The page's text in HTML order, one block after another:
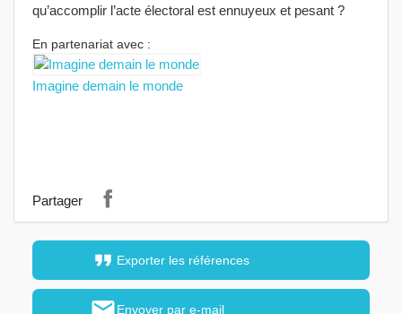
format_quote Exporter les références
Envoyer par e-mail
qu’accomplir l’acte électoral est ennuyeux et pesant ?
En partenariat avec :
Imagine demain le monde
Partager